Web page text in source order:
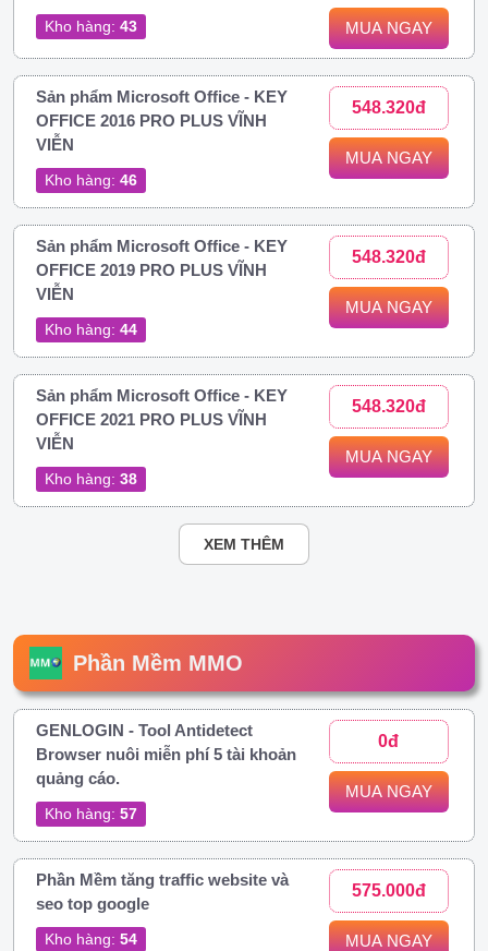
Kho hàng: 43 MUA NGAY
Sản phẩm Microsoft Office - KEY
OFFICE 2016 PRO PLUS VĨNH
VIỄN
Kho hàng: 46
548.320đ
MUA NGAY
Sản phẩm Microsoft Office - KEY
OFFICE 2019 PRO PLUS VĨNH
VIỄN
Kho hàng: 44
548.320đ
MUA NGAY
Sản phẩm Microsoft Office - KEY
OFFICE 2021 PRO PLUS VĨNH
VIỄN
Kho hàng: 38
548.320đ
MUA NGAY
XEM THÊM
Phần Mềm MMO
GENLOGIN - Tool Antidetect
Browser nuôi miễn phí 5 tài khoản
quảng cáo.
Kho hàng: 57
0đ
MUA NGAY
Phần Mềm tăng traffic website và
seo top google
Kho hàng: 54
575.000đ
MUA NGAY